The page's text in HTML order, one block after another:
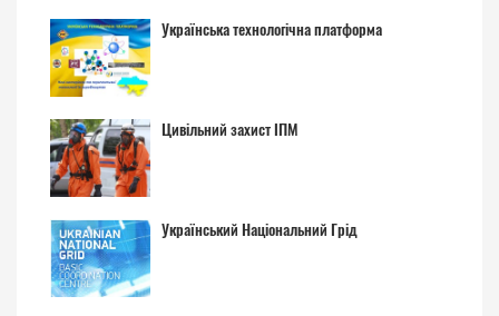
Українська технологічна платформа
Цивільний захист ІПМ
Український Національний Грід